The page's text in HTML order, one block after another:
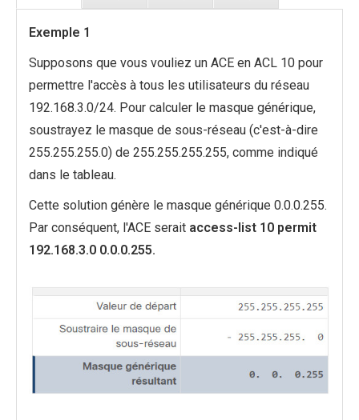
Exemple 1
Supposons que vous vouliez un ACE en ACL 10 pour
permettre l'accès à tous les utilisateurs du réseau
192.168.3.0/24. Pour calculer le masque générique,
soustrayez le masque de sous-réseau (c'est-à-dire
255.255.255.0) de 255.255.255.255, comme indiqué
dans le tableau.
Cette solution génère le masque générique 0.0.0.255.
Par conséquent, l'ACE serait access-list 10 permit
192.168.3.0 0.0.0.255.